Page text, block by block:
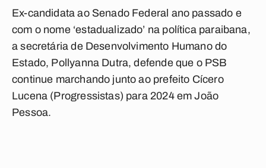
Ex-candidata ao Senado Federal ano passado e
com o nome ‘estadualizado’ na política paraibana,
a secretária de Desenvolvimento Humano do
Estado, Pollyanna Dutra, defende que o PSB
continue marchando junto ao prefeito Cícero
Lucena (Progressistas) para 2024 em João
Pessoa.